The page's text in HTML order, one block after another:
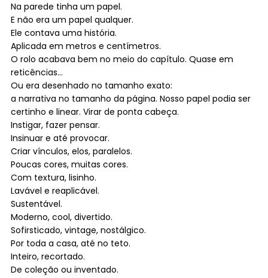
Na parede tinha um papel.
E não era um papel qualquer.
Ele contava uma história.
Aplicada em metros e centímetros.
O rolo acabava bem no meio do capítulo. Quase em
reticências…
Ou era desenhado no tamanho exato:
a narrativa no tamanho da página. Nosso papel podia ser
certinho e linear. Virar de ponta cabeça.
Instigar, fazer pensar.
Insinuar e até provocar.
Criar vínculos, elos, paralelos.
Poucas cores, muitas cores.
Com textura, lisinho.
Lavável e reaplicável.
Sustentável.
Moderno, cool, divertido.
Sofirsticado, vintage, nostálgico.
Por toda a casa, até no teto.
Inteiro, recortado.
De coleção ou inventado.